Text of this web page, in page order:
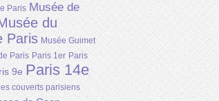
Paris Musée de
du
Paris Musée Guimet
Paris Paris 1er Paris
9e Paris 14e
couverts parisiens